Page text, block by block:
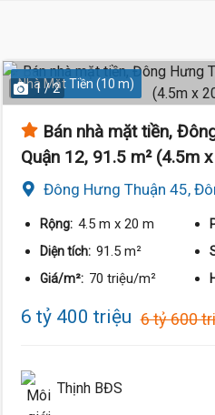
Nhà Mặt Tiền (10 m)
1 / 2
Bán nhà mặt tiền,
Quận 12, 91.5 m² (4.5m
Đông Hưng Thuận 45,
Rộng: 4.5 m x 20 m
Diện tích: 91.5 m²
Giá/m²: 70 triệu/m²
6 tỷ 400 triệu 6 tỷ 600
Thịnh BĐS